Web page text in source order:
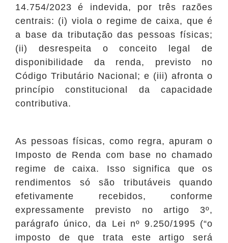
14.754/2023 é indevida, por três razões
centrais: (i) viola o regime de caixa, que é
a base da tributação das pessoas físicas;
(ii) desrespeita o conceito legal de
disponibilidade da renda, previsto no
Código Tributário Nacional; e (iii) afronta o
princípio constitucional da capacidade
contributiva.
As pessoas físicas, como regra, apuram o
Imposto de Renda com base no chamado
regime de caixa. Isso significa que os
rendimentos só são tributáveis quando
efetivamente recebidos, conforme
expressamente previsto no artigo 3º,
parágrafo único, da Lei nº 9.250/1995 (“o
imposto de que trata este artigo será